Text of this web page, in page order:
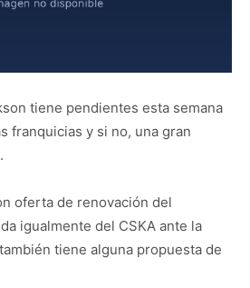
tiene pendientes esta semana
franquicias y si no, una gran
oferta de renovación del
igualmente del CSKA ante la
tiene alguna propuesta de